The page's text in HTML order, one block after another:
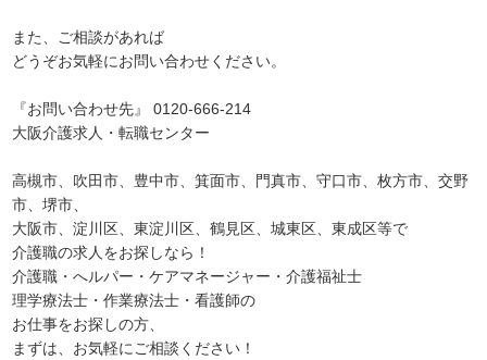
また、ご相談があれば
どうぞお気軽にお問い合わせください。
『お問い合わせ先』 0120-666-214
大阪介護求人・転職センター
高槻市、吹田市、豊中市、箕面市、門真市、守口市、枚方市、交野
市、堺市、
大阪市、淀川区、東淀川区、鶴見区、城東区、東成区等で
介護職の求人をお探しなら！
介護職・へルパー・ケアマネージャー・介護福祉士
理学療法士・作業療法士・看護師の
お仕事をお探しの方、
まずは、お気軽にご相談ください！